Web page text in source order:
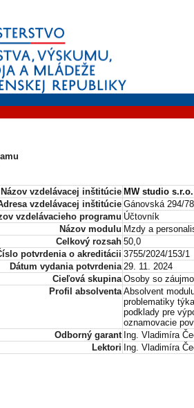
Názov vzdelávacej inštitúcie MW studio s.r.o.
vzdelávacej inštitúcie Gánovská 294/
vzdelávacieho programu Účtovník
Názov modulu Mzdy a
Celkový rozsah 50,0
potvrdenia o akreditácii 3755/2024/153/1
Dátum vydania potvrdenia 29. 11. 2024
Cieľová skupina Osoby so
Profil absolventa Absolvent
problematiky
podklady pre
oznamovacie
Odborný garant Ing. Vladimíra
Lektori Ing. Vladimíra